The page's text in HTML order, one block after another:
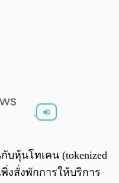
หุ้นโทเคน (tokenized
พิ่งสั่งพักการให้บริการ